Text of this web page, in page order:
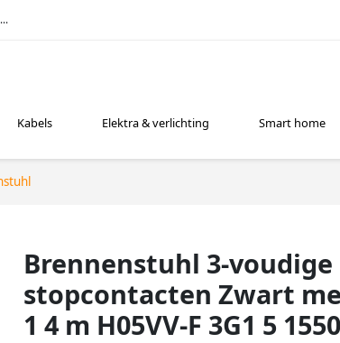
Kabels Elektra & verlichting Smart home
Brennenstuhl 3-voudige
stopcontacten Zwart
1 4 m H05VV-F 3G1 5